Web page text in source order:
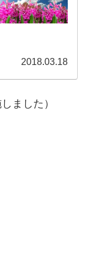
2018.03.18
ました）